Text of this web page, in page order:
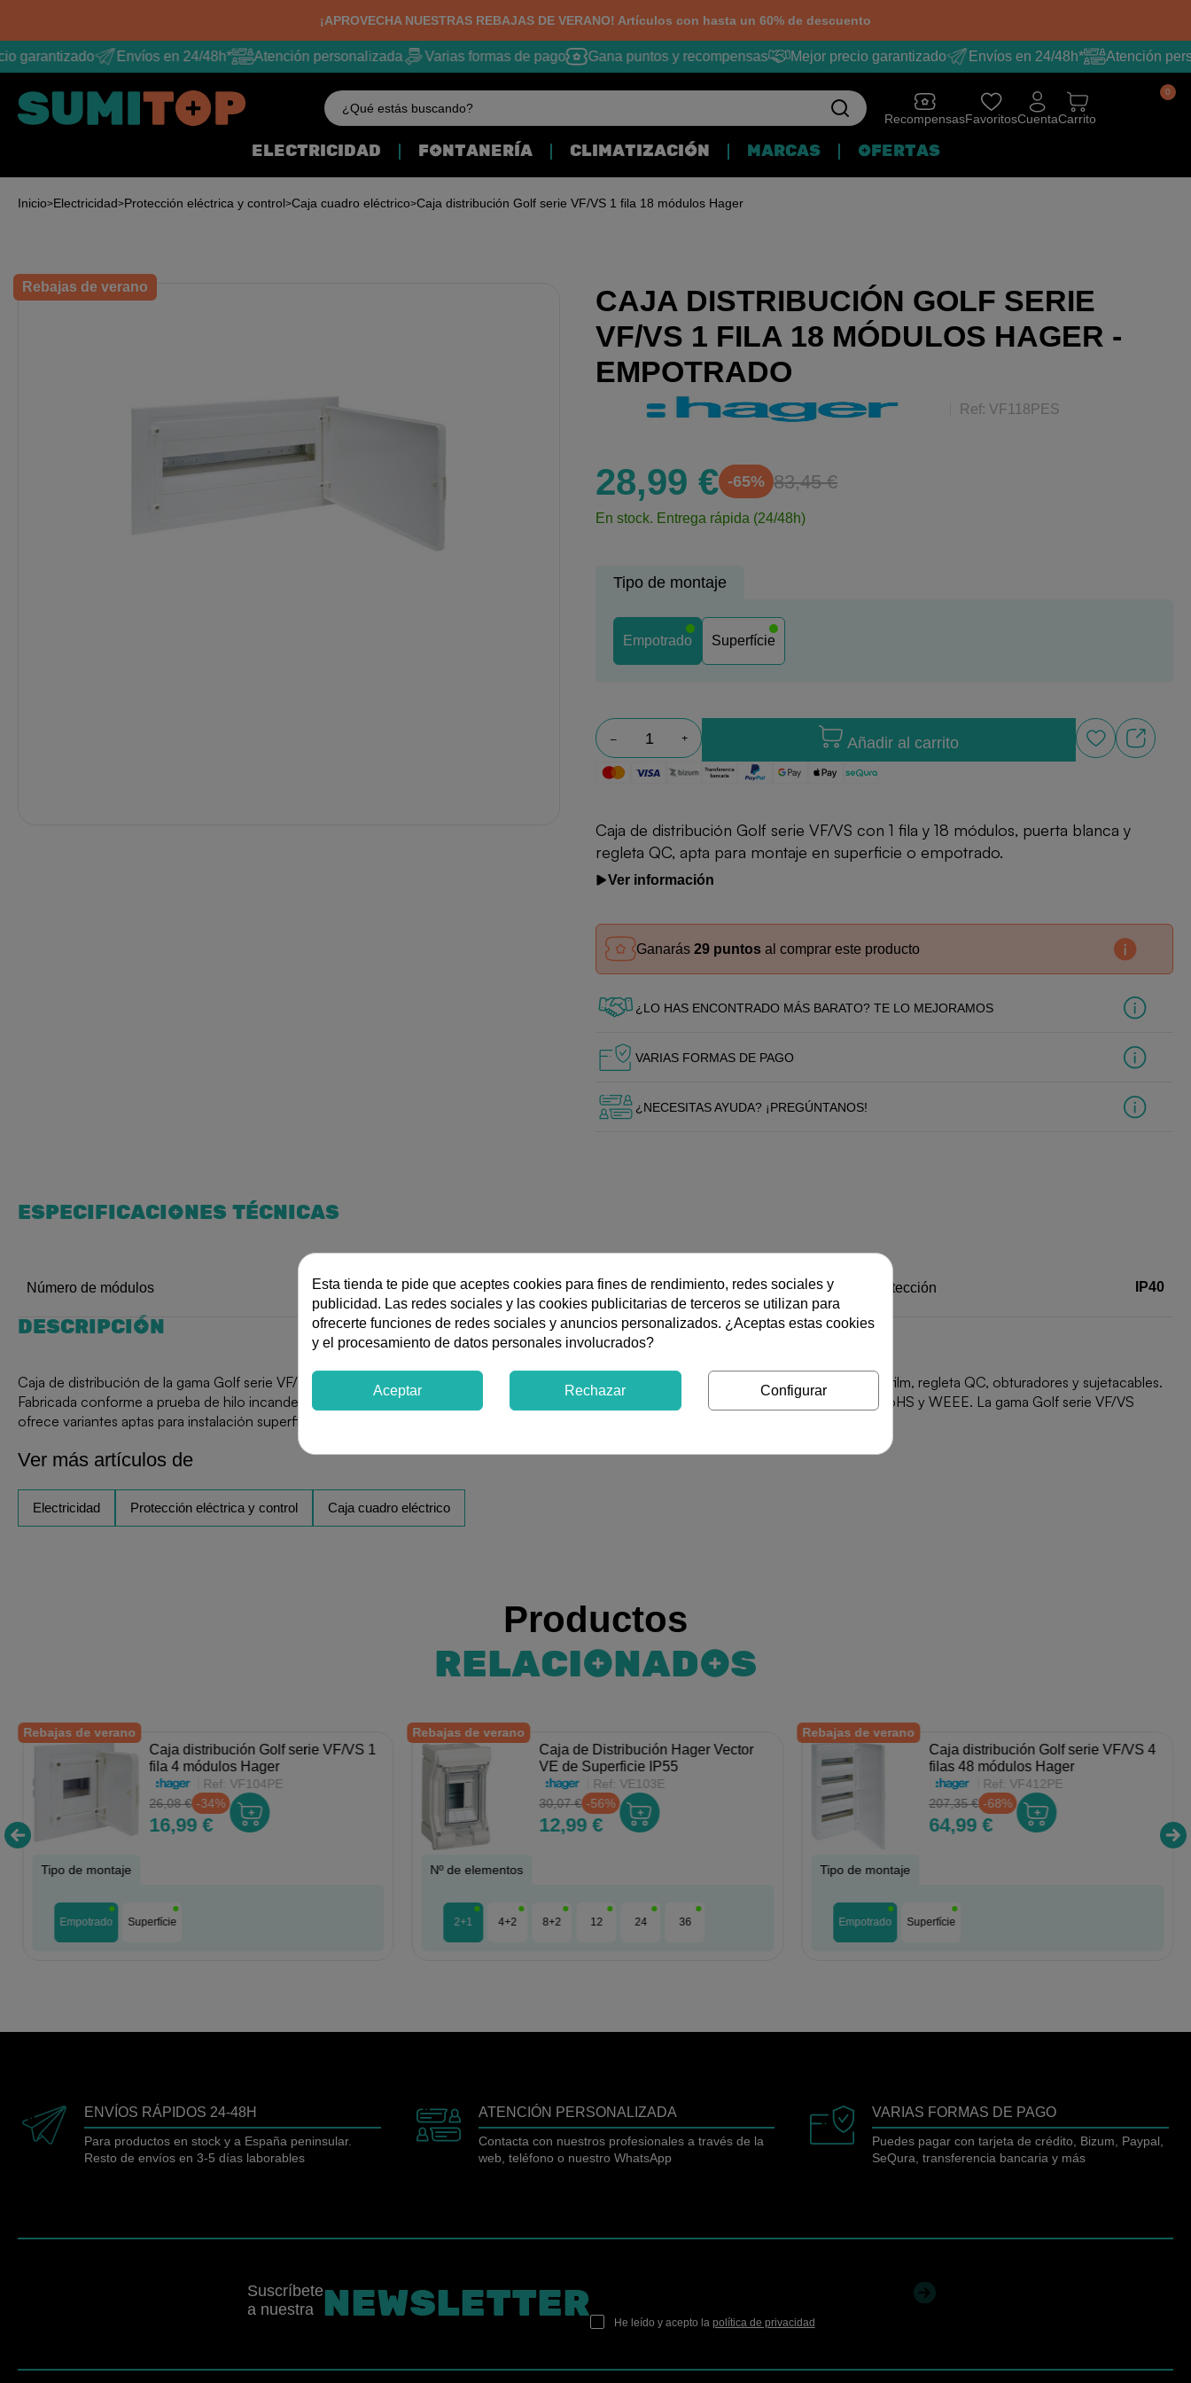
¡APROVECHA NUESTRAS REBAJAS DE VERANO! Artículos con hasta un 60% de descuento
garantizado Envíos en 24/48h* Atención personalizada Varias formas de pago Gana puntos y recompensas Mejor precio garantizado Envíos en 24/48h* Atención
¿Qué estás buscando?
RecompensasFavoritosCuentaCarrito
0
ELECTRICIDAD FONTANERÍA CLIMATIZACIÓN MARCAS OFERTAS
Inicio Electricidad Protección eléctrica y control Caja cuadro eléctrico Caja distribución Golf serie VF/VS 1 fila 18 módulos Hager
Rebajas de verano
CAJA DISTRIBUCIÓN GOLF SERIE
VF/VS 1 FILA 18 MÓDULOS HAGER -
EMPOTRADO
Ref: VF118PES
28,99 € -65% 83,45 €
En stock. Entrega rápida (24/48h)
Tipo de montaje
Empotrado Superfície
Añadir al carrito
Caja de distribución Golf serie VF/VS con 1 fila y 18 módulos, puerta blanca y
regleta QC, apta para montaje en superficie o empotrado.
Ver información
Ganarás 29 puntos al comprar este producto
¿LO HAS ENCONTRADO MÁS BARATO? TE LO MEJORAMOS
VARIAS FORMAS DE PAGO
¿NECESITAS AYUDA? ¡PREGÚNTANOS!
ESPECIFICACIONES TÉCNICAS
Número de módulos 18 Número de filas 1 Grado de protección IP40
DESCRIPCIÓN
Caja de distribución de la gama Golf serie VF/VS con capacidad total para 18 módulos en una fila, equipada con puerta blanca protegida con film, regleta QC, obturadores y sujetacables.
Fabricada conforme a prueba de hilo incandescente de 850°C y clasificaciones IP40 e IK07, con certificación AENOR y cumplimiento de RoHS y WEEE. La gama Golf serie VF/VS
ofrece variantes aptas para instalación superficial o empotrada, manteniendo uniformidad modular y técnica.
Ver más artículos de
Electricidad Protección eléctrica y control Caja cuadro eléctrico
Productos
RELACIONADOS
Rebajas de verano
Caja distribución Golf serie VF/VS 1
fila 4 módulos Hager
Ref: VF104PE
26,08 € -34%
16,99 €
Tipo de montaje
Empotrado Superfície
Rebajas de verano
Caja de Distribución Hager Vector
VE de Superficie IP55
Ref: VE103E
30,07 € -56%
12,99 €
Nº de elementos
2+1 4+2 8+2 12 24 36
Rebajas de verano
Caja distribución Golf serie VF/VS 4
filas 48 módulos Hager
Ref: VF412PE
207,35 € -68%
64,99 €
Tipo de montaje
Empotrado Superfície
ENVÍOS RÁPIDOS 24-48H
Para productos en stock y a España peninsular.
Resto de envíos en 3-5 días laborables
ATENCIÓN PERSONALIZADA
Contacta con nuestros profesionales a través de la
web, teléfono o nuestro WhatsApp
VARIAS FORMAS DE PAGO
Puedes pagar con tarjeta de crédito, Bizum, Paypal,
SeQura, transferencia bancaria y más
Suscríbete
a nuestra NEWSLETTER He leído y acepto la política de privacidad
Esta tienda te pide que aceptes cookies para fines de rendimiento, redes sociales y
publicidad. Las redes sociales y las cookies publicitarias de terceros se utilizan para
ofrecerte funciones de redes sociales y anuncios personalizados. ¿Aceptas estas cookies
y el procesamiento de datos personales involucrados?
Aceptar Rechazar Configurar